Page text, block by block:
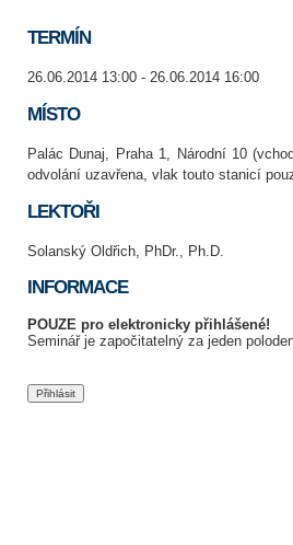
TERMÍN
26.06.2014 13:00 - 26.06.2014 16:00
MÍSTO
Palác Dunaj, Praha 1, Národní 10
odvolání uzavřena, vlak touto stanicí
LEKTOŘI
Solanský Oldřich, PhDr., Ph.D.
INFORMACE
POUZE pro elektronicky přihlášené!
Seminář je započitatelný za jeden